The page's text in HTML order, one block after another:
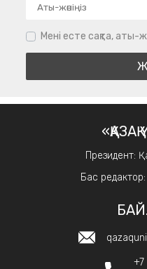
Мені есте сақта, аты-
Президент:
Бас
+7